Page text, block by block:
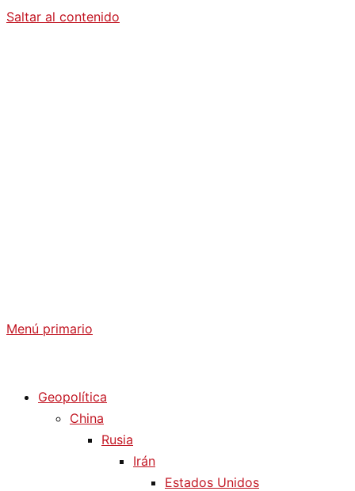
Saltar al contenido
Menú primario
Geopolítica
China
Rusia
Irán
Estados Unidos